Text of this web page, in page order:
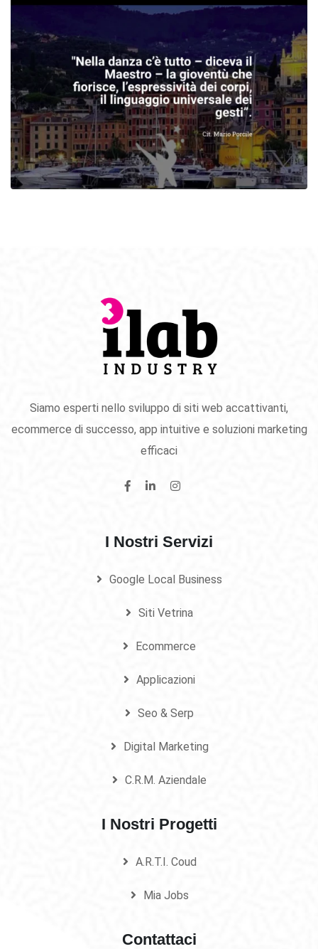
Siamo esperti nello sviluppo di siti web accattivanti,
ecommerce di successo, app intuitive e soluzioni marketing
efficaci
I Nostri Servizi
Google Local Business
Siti Vetrina
Ecommerce
Applicazioni
Seo & Serp
Digital Marketing
C.R.M. Aziendale
I Nostri Progetti
A.R.T.I. Coud
Mia Jobs
Contattaci